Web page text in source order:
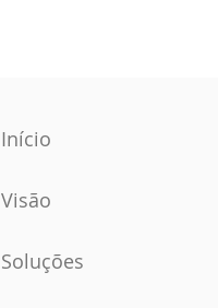
Início
Visão
Soluções